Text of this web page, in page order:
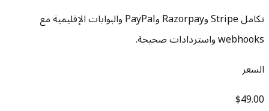
تكامل Stripe وRazorpay وPayPal والبوابات الإقليمية مع
webhooks واستردادات صحيحة.
السعر
$49.00